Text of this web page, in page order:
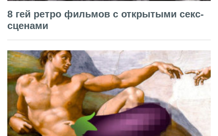
8 гей ретро фильмов с открытыми секс-
сценами